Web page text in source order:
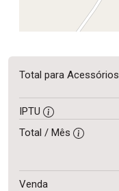
Total para Acessórios
IPTU
Total / Mês
Venda